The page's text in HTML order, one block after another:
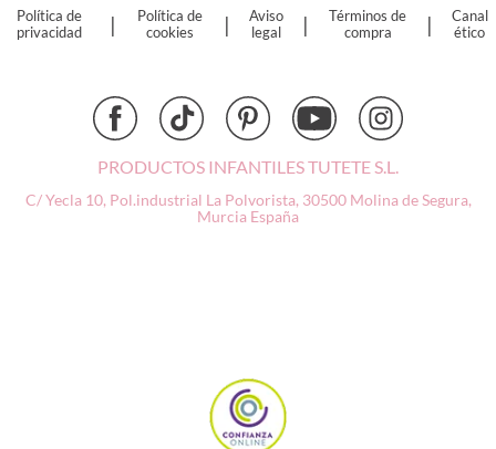
Djeco
Dock & Bay
Haba
Política de
privacidad
|
Política de
cookies
|
Aviso
legal
|
Términos de
compra
|
Canal
ético
PRODUCTOS INFANTILES TUTETE S.L.
C/ Yecla 10, Pol.industrial La Polvorista, 30500 Molina de Segura,
Murcia España